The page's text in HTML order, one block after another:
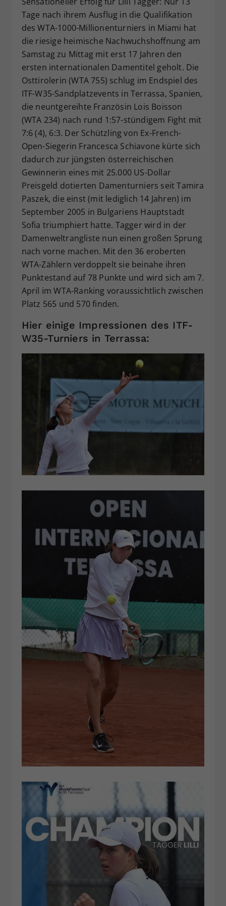
Tage nach ihrem Ausflug in die Qualifikation
des WTA-1000-Millionenturniers in Miami hat
die riesige heimische Nachwuchshoffnung am
Samstag zu Mittag mit erst 17 Jahren den
ersten internationalen Damentitel geholt. Die
Osttirolerin (WTA 755) schlug im Endspiel des
ITF-W35-Sandplatzevents in Terrassa, Spanien,
die neuntgereihte Französin Lois Boisson
(WTA 234) nach rund 1:57-stündigem Fight mit
7:6 (4), 6:3. Der Schützling von Ex-French-
Open-Siegerin Francesca Schiavone kürte sich
dadurch zur jüngsten österreichischen
Gewinnerin eines mit 25.000 US-Dollar
Preisgeld dotierten Damenturniers seit Tamira
Paszek, die einst (mit lediglich 14 Jahren) im
September 2005 in Bulgariens Hauptstadt
Sofia triumphiert hatte. Tagger wird in der
Damenweltrangliste nun einen großen Sprung
nach vorne machen. Mit den 36 eroberten
WTA-Zählern verdoppelt sie beinahe ihren
Punktestand auf 78 Punkte und wird sich am 7.
April im WTA-Ranking voraussichtlich zwischen
Platz 565 und 570 finden.
Hier einige Impressionen des ITF-
W35-Turniers in Terrassa:
Zweck
Dieser Wert speichert Ihre Consent-
Einstellungen. Unter anderem eine
historische Speicherung Ihrer
vorgenommen Einstellungen, falls der
Webseiten-Betreiber dies eingestellt
hat.